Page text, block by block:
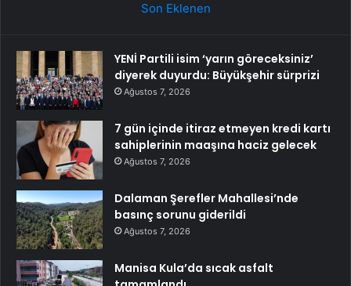
Son Eklenen
YENİ Partili isim ‘yarın göreceksiniz’
diyerek duyurdu: Büyükşehir sürprizi
Ağustos 7, 2026
7 gün içinde itiraz etmeyen kredi kartı
sahiplerinin maaşına haciz gelecek
Ağustos 7, 2026
Dalaman Şerefler Mahallesi’nde
basınç sorunu giderildi
Ağustos 7, 2026
Manisa Kula’da sıcak asfalt